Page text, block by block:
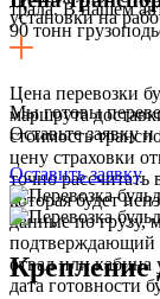
трала. В нашем
90 тонн
установки на
Цена перевозки
маршрута
стоимость
цену страховки
точно рассчитать
которая будет
данные по грузу,
подтверждающий
отвал или кабина
дата готовности
Мы готовы
Оставьте заявку
Оставить заявку
Крепление